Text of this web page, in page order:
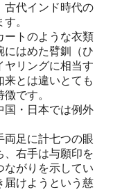
古代インド時代の
。
ートのような衣類
にはめた臂釧（ひ
ヤリングに相当す
来とは違いとても
です。
国・日本では例外
両足に計七つの眼
、右手は与願印を
ながりを示してい
届けようという慈